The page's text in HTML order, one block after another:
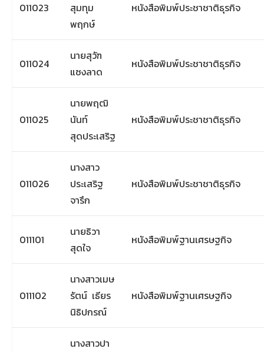
011023
สุมทุม
พฤกษ์
หนังสือพิมพ์ประชาชาติธุรกิจ
011024
นายสุวัฑ
แซงลาด
หนังสือพิมพ์ประชาชาติธุรกิจ
011025
นายพฤฒิ
นันท์
สุดประเสริฐ
หนังสือพิมพ์ประชาชาติธุรกิจ
011026
นางสาว
ประเสริฐ
จารึก
หนังสือพิมพ์ประชาชาติธุรกิจ
011101
นายธิวา
สุดใจ
หนังสือพิมพ์ฐานเศรษฐกิจ
011102
นางสาวเมษ
รัตน์ เธียร
นิธิปกรณ์
หนังสือพิมพ์ฐานเศรษฐกิจ
นางสาวปา